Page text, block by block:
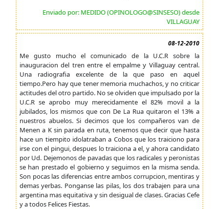
Enviado por: MEDIDO (OPINOLOGO@SINSESO) desde
VILLAGUAY
08-12-2010
Me gusto mucho el comunicado de la U.C.R sobre la
inauguracion del tren entre el empalme y Villaguay central.
Una radiografia excelente de la que paso en aquel
tiempo.Pero hay que tener memoria muchachos, y no criticar
actitudes del otro partido. No se olviden que impulsado por la
U.C.R se aprobo muy merecidamente el 82% movil a la
jubilados, los mismos que con De La Rua quitaron el 13% a
nuestros abuelos. Si decimos que los compañeros van de
Menen a K sin parada en ruta, tenemos que decir que hasta
hace un tiempito idolatraban a Cobos que los traiciono para
irse con el pingui, despues lo traiciona a el, y ahora candidato
por Ud. Dejemonos de pavadas que los radicales y peronistas
se han prestado el gobierno y seguimos en la misma senda.
Son pocas las diferencias entre ambos corrupcion, mentiras y
demas yerbas. Ponganse las pilas, los dos trabajen para una
argentina mas equitativa y sin desigual de clases. Gracias Cefe
y a todos Felices Fiestas.